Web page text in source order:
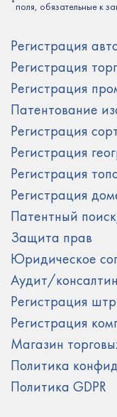
* поля, обязательные к
Регистрация
Регистрация
Регистрация
Патентование
Регистрация
Регистрация
Регистрация
Регистрация
Патентный
Защита прав
Юридическое
Аудит/
Регистрация
Регистрация
Магазин
Политика
Политика GDPR